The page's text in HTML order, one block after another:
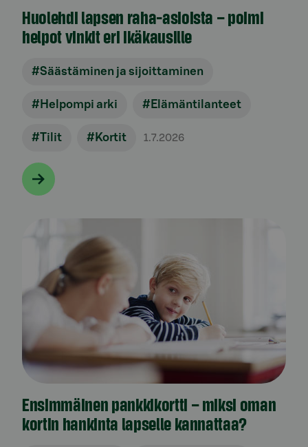
Huolehdi lapsen raha-asioista – poimi
helpot vinkit eri ikäkausille
#Säästäminen ja sijoittaminen
#Helpompi arki #Elämäntilanteet
#Tilit #Kortit 1.7.2026
Ensimmäinen pankkikortti – miksi oman
kortin hankinta lapselle kannattaa?